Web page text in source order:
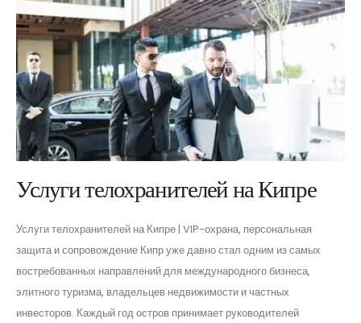
Услуги телохранителей на Кипре
Услуги телохранителей на Кипре | VIP-охрана, персональная
защита и сопровождение Кипр уже давно стал одним из самых
востребованных направлений для международного бизнеса,
элитного туризма, владельцев недвижимости и частных
инвесторов. Каждый год остров принимает руководителей